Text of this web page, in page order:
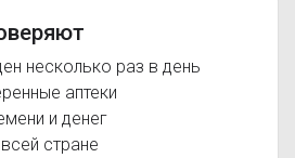
несколько раз в день
аптеки
и денег
стране